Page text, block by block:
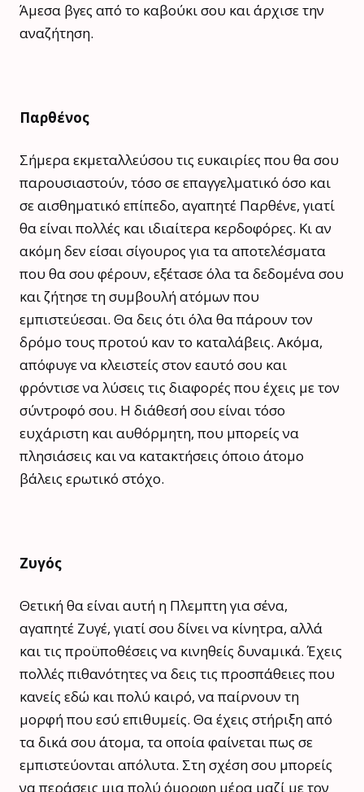
Άμεσα βγες από το καβούκι σου και άρχισε την
αναζήτηση.
Παρθένος
Σήμερα εκμεταλλεύσου τις ευκαιρίες που θα σου
παρουσιαστούν, τόσο σε επαγγελματικό όσο και
σε αισθηματικό επίπεδο, αγαπητέ Παρθένε, γιατί
θα είναι πολλές και ιδιαίτερα κερδοφόρες. Κι αν
ακόμη δεν είσαι σίγουρος για τα αποτελέσματα
που θα σου φέρουν, εξέτασε όλα τα δεδομένα σου
και ζήτησε τη συμβουλή ατόμων που
εμπιστεύεσαι. Θα δεις ότι όλα θα πάρουν τον
δρόμο τους προτού καν το καταλάβεις. Ακόμα,
απόφυγε να κλειστείς στον εαυτό σου και
φρόντισε να λύσεις τις διαφορές που έχεις με τον
σύντροφό σου. Η διάθεσή σου είναι τόσο
ευχάριστη και αυθόρμητη, που μπορείς να
πλησιάσεις και να κατακτήσεις όποιο άτομο
βάλεις ερωτικό στόχο.
Ζυγός
Θετική θα είναι αυτή η Πλεμπτη για σένα,
αγαπητέ Ζυγέ, γιατί σου δίνει να κίνητρα, αλλά
και τις προϋποθέσεις να κινηθείς δυναμικά. Έχεις
πολλές πιθανότητες να δεις τις προσπάθειες που
κανείς εδώ και πολύ καιρό, να παίρνουν τη
μορφή που εσύ επιθυμείς. Θα έχεις στήριξη από
τα δικά σου άτομα, τα οποία φαίνεται πως σε
εμπιστεύονται απόλυτα. Στη σχέση σου μπορείς
να περάσεις μια πολύ όμορφη μέρα μαζί με τον